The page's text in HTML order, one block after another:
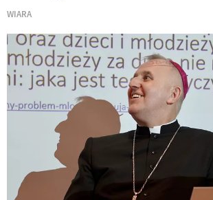
WIARA